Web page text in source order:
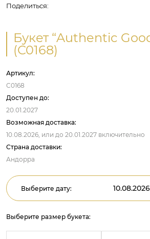
Поделиться:
Букет “Authentic
(C0168)
Артикул:
C0168
Доступен до:
20.01.2027
Возможная доставка:
10.08.2026, или до 20.01.2027 включительно
Страна доставки:
Андорра
Выберите дату:
Выберите размер букета: